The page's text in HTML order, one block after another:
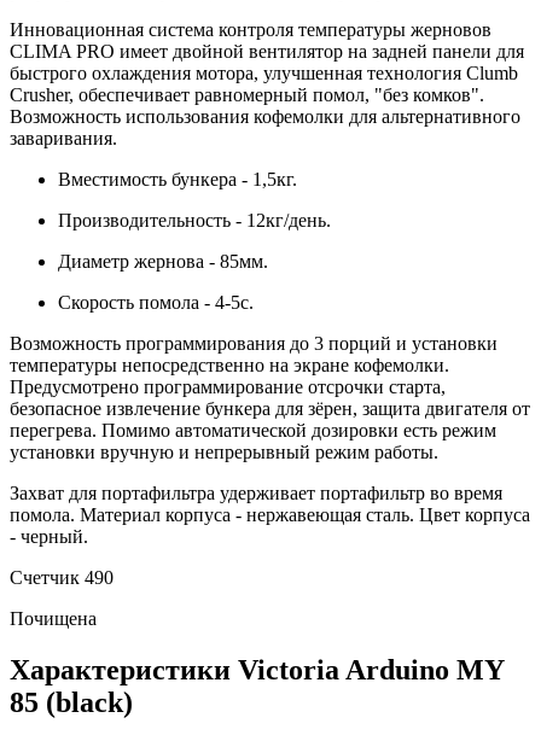
Инновационная система контроля температуры жерновов
CLIMA PRO имеет двойной вентилятор на задней панели для
быстрого охлаждения мотора, улучшенная технология Clumb
Crusher, обеспечивает равномерный помол, "без комков".
Возможность использования кофемолки для альтернативного
заваривания.
Вместимость бункера - 1,5кг.
Производительность - 12кг/день.
Диаметр жернова - 85мм.
Скорость помола - 4-5с.
Возможность программирования до 3 порций и установки
температуры непосредственно на экране кофемолки.
Предусмотрено программирование отсрочки старта,
безопасное извлечение бункера для зёрен, защита двигателя от
перегрева. Помимо автоматической дозировки есть режим
установки вручную и непрерывный режим работы.
Захват для портафильтра удерживает портафильтр во время
помола. Материал корпуса - нержавеющая сталь. Цвет корпуса
- черный.
Счетчик 490
Почищена
Характеристики Victoria Arduino MY
85 (black)